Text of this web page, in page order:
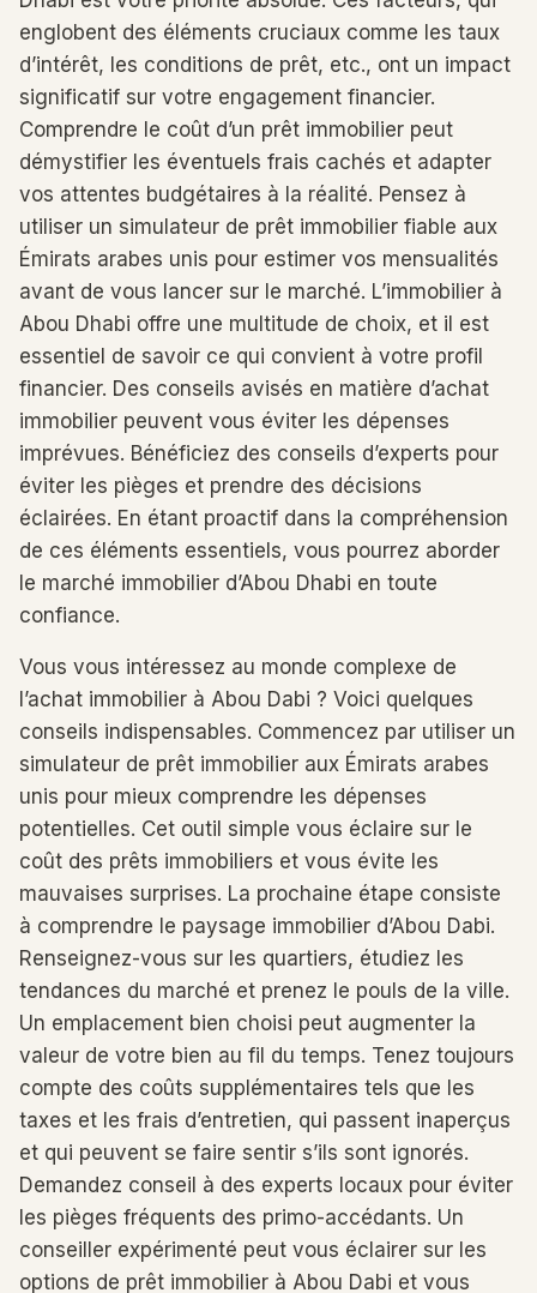
englobent des éléments cruciaux comme les taux
d’intérêt, les conditions de prêt, etc., ont un impact
significatif sur votre engagement financier.
Comprendre le coût d’un prêt immobilier peut
démystifier les éventuels frais cachés et adapter
vos attentes budgétaires à la réalité. Pensez à
utiliser un simulateur de prêt immobilier fiable aux
Émirats arabes unis pour estimer vos mensualités
avant de vous lancer sur le marché. L’immobilier à
Abou Dhabi offre une multitude de choix, et il est
essentiel de savoir ce qui convient à votre profil
financier. Des conseils avisés en matière d’achat
immobilier peuvent vous éviter les dépenses
imprévues. Bénéficiez des conseils d’experts pour
éviter les pièges et prendre des décisions
éclairées. En étant proactif dans la compréhension
de ces éléments essentiels, vous pourrez aborder
le marché immobilier d’Abou Dhabi en toute
confiance.
Vous vous intéressez au monde complexe de
l’achat immobilier à Abou Dabi ? Voici quelques
conseils indispensables. Commencez par utiliser un
simulateur de prêt immobilier aux Émirats arabes
unis pour mieux comprendre les dépenses
potentielles. Cet outil simple vous éclaire sur le
coût des prêts immobiliers et vous évite les
mauvaises surprises. La prochaine étape consiste
à comprendre le paysage immobilier d’Abou Dabi.
Renseignez-vous sur les quartiers, étudiez les
tendances du marché et prenez le pouls de la ville.
Un emplacement bien choisi peut augmenter la
valeur de votre bien au fil du temps. Tenez toujours
compte des coûts supplémentaires tels que les
taxes et les frais d’entretien, qui passent inaperçus
et qui peuvent se faire sentir s’ils sont ignorés.
Demandez conseil à des experts locaux pour éviter
les pièges fréquents des primo-accédants. Un
conseiller expérimenté peut vous éclairer sur les
options de prêt immobilier à Abou Dabi et vous